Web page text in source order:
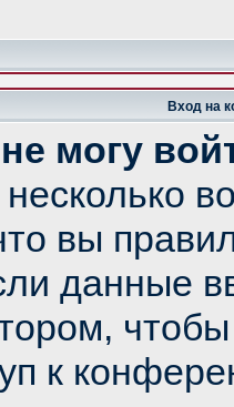
Вход на
могу
вы
данные
к